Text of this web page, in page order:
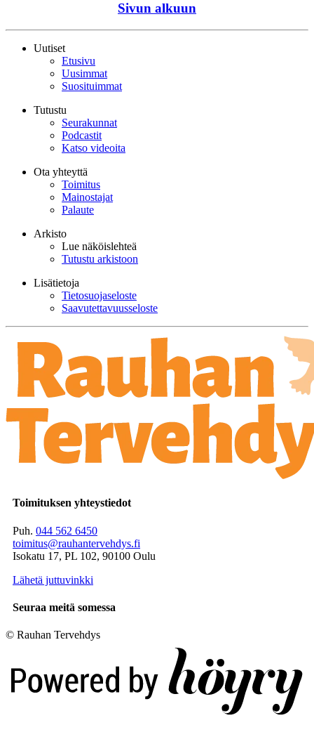
Sivun alkuun
Uutiset
Etusivu
Uusimmat
Suosituimmat
Tutustu
Seurakunnat
Podcastit
Katso videoita
Ota yhteyttä
Toimitus
Mainostajat
Palaute
Arkisto
Lue näköislehteä
Tutustu arkistoon
Lisätietoja
Tietosuojaseloste
Saavutettavuusseloste
Toimituksen yhteystiedot
Puh. 044 562 6450
toimitus@rauhantervehdys.fi
Isokatu 17, PL 102, 90100 Oulu
Lähetä juttuvinkki
Seuraa meitä somessa
© Rauhan Tervehdys